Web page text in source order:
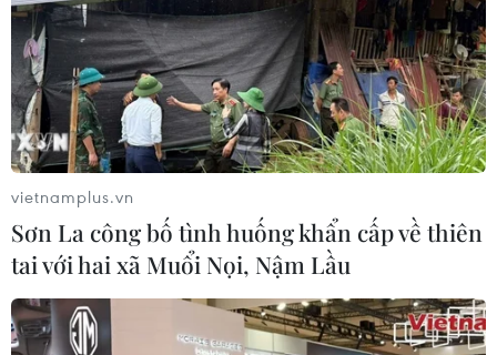
vietnamplus.vn
Sơn La công bố tình huống khẩn cấp về thiên
tai với hai xã Muổi Nọi, Nậm Lầu